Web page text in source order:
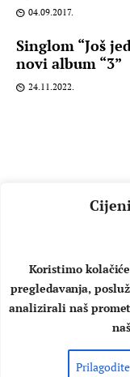
Koristimo
pregledavanja,
analizirali naš
Prilagodite
04.09.2017.
Singlom “Još
novi album “3”
24.11.2022.
O NAMA
Copyright ©